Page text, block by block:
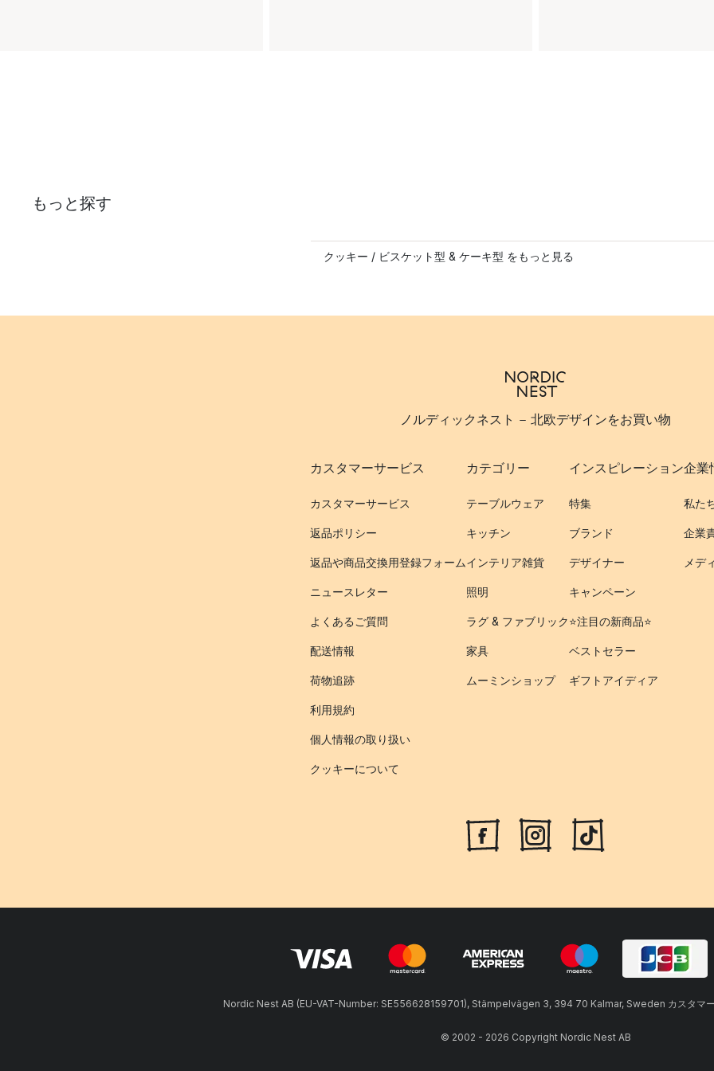
もっと探す
クッキー / ビスケット型 & ケーキ型 をもっと見る
ノルディックネスト - 北欧デザインをお買い物
カスタマーサービス
カスタマーサービス
返品ポリシー
返品や商品交換用登録フォーム
ニュースレター
よくあるご質問
配送情報
荷物追跡
利用規約
個人情報の取り扱い
クッキーについて
カテゴリー
テーブルウェア
キッチン
インテリア雑貨
照明
ラグ & ファブリック
家具
ムーミンショップ
インスピレーション
特集
ブランド
デザイナー
キャンペーン
⭐️注目の新商品⭐️
ベストセラー
ギフトアイディア
企業
私た
企業
メデ
Nordic Nest AB (EU-VAT-Number: SE556628159701), Stämpelvägen 3, 394 70 Kalmar, Sweden カスタマ
© 2002 - 2026 Copyright Nordic Nest AB